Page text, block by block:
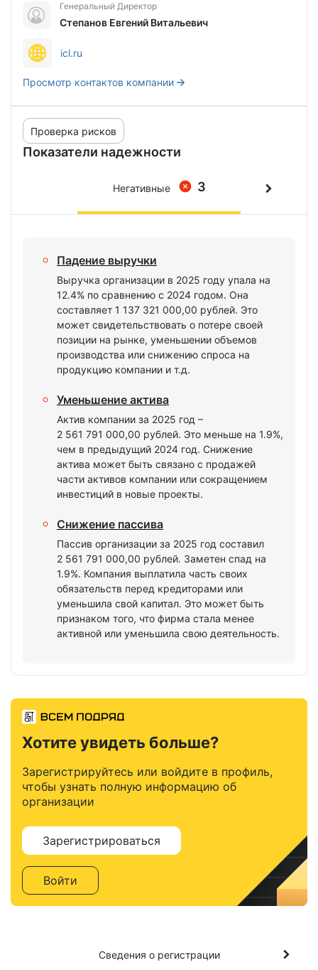
Генеральный Директор
Степанов Евгений Витальевич
icl.ru
Просмотр контактов компании
Показатели надежности
Проверка рисков
3
Негативные
Падение выручки
Выручка организации в 2025 году упала на
12.4% по сравнению с 2024 годом. Она
составляет 1 137 321 000,00 рублей. Это
может свидетельствовать о потере своей
позиции на рынке, уменьшении объемов
производства или снижению спроса на
продукцию компании и т.д.
Уменьшение актива
Актив компании за 2025 год –
2 561 791 000,00 рублей. Это меньше на 1.9%,
чем в предыдущий 2024 год. Снижение
актива может быть связано с продажей
части активов компании или сокращением
инвестиций в новые проекты.
Снижение пассива
Пассив организации за 2025 год составил
2 561 791 000,00 рублей. Заметен спад на
1.9%. Компания выплатила часть своих
обязательств перед кредиторами или
уменьшила свой капитал. Это может быть
признаком того, что фирма стала менее
активной или уменьшила свою деятельность.
Хотите увидеть больше?
Зарегистрируйтесь или войдите в профиль,
чтобы узнать полную информацию об
организации
Зарегистрироваться
Войти
Сведения о регистрации